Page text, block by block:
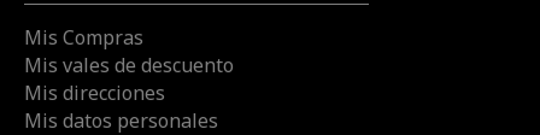
Mis Compras
Mis vales de descuento
Mis direcciones
Mis datos personales